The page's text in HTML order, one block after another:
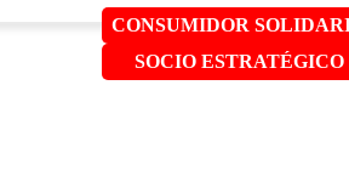
CONSUMIDOR
SOCIO ESTRATÉGICO